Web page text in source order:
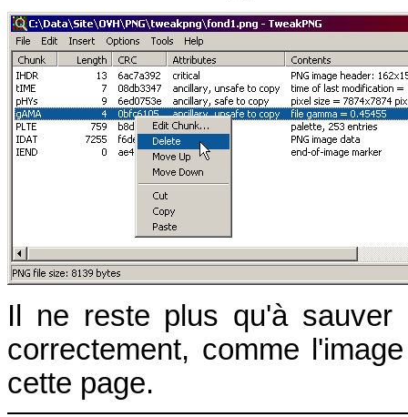
Il ne reste plus qu'à sauver
correctement, comme
cette page.